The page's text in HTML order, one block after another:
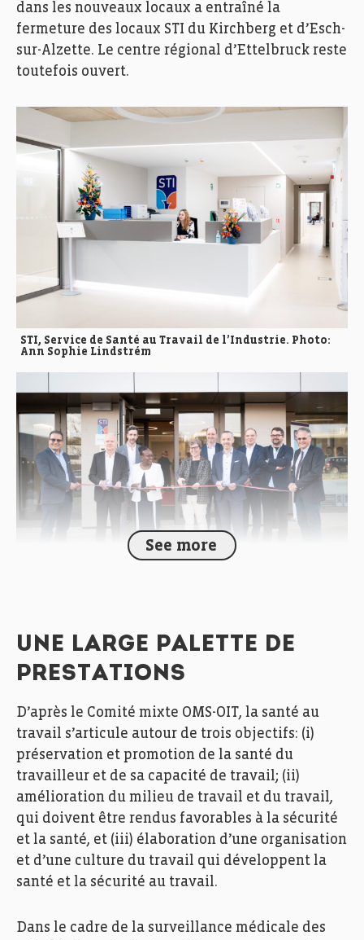
dans les nouveaux locaux a entraîné la
fermeture des locaux STI du Kirchberg et d’Esch-
sur-Alzette. Le centre régional d’Ettelbruck reste
toutefois ouvert.
STI, Service de Santé au Travail de l’Industrie. Photo:
Ann Sophie Lindstrém
See more
UNE LARGE PALETTE DE
PRESTATIONS
D’après le Comité mixte OMS-OIT, la santé au
travail s’articule autour de trois objectifs: (i)
préservation et promotion de la santé du
travailleur et de sa capacité de travail; (ii)
amélioration du milieu de travail et du travail,
qui doivent être rendus favorables à la sécurité
et la santé, et (iii) élaboration d’une organisation
et d’une culture du travail qui développent la
santé et la sécurité au travail.
Dans le cadre de la surveillance médicale des